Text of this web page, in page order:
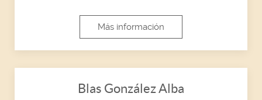
Más información
Blas González Alba